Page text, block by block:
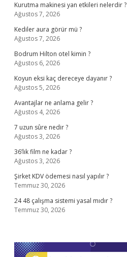
Kurutma makinesi yan etkileri nelerdir ?
Ağustos 7, 2026
Kediler aura görür mü ?
Ağustos 7, 2026
Bodrum Hilton otel kimin ?
Ağustos 6, 2026
Koyun eksi kaç dereceye dayanır ?
Ağustos 5, 2026
Avantajlar ne anlama gelir ?
Ağustos 4, 2026
7 uzun sûre nedir ?
Ağustos 3, 2026
36’lık film ne kadar ?
Ağustos 3, 2026
Şirket KDV ödemesi nasıl yapılır ?
Temmuz 30, 2026
24 48 çalışma sistemi yasal mıdır ?
Temmuz 30, 2026